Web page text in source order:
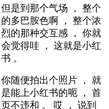
但是到那个气场 ， 整个
的多巴胺色啊 ， 整个浓
烈的那种交互感 ， 你就
会觉得哇 ， 这就是小红
书 。
你随便拍出个照片 ， 就
是能上小红书的呃 ， 首
页不违和 。 哎 ， 说到